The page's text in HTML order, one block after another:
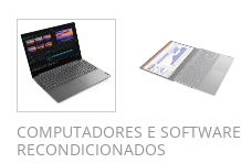
COMPUTADORES E SOFTWARE
RECONDICIONADOS